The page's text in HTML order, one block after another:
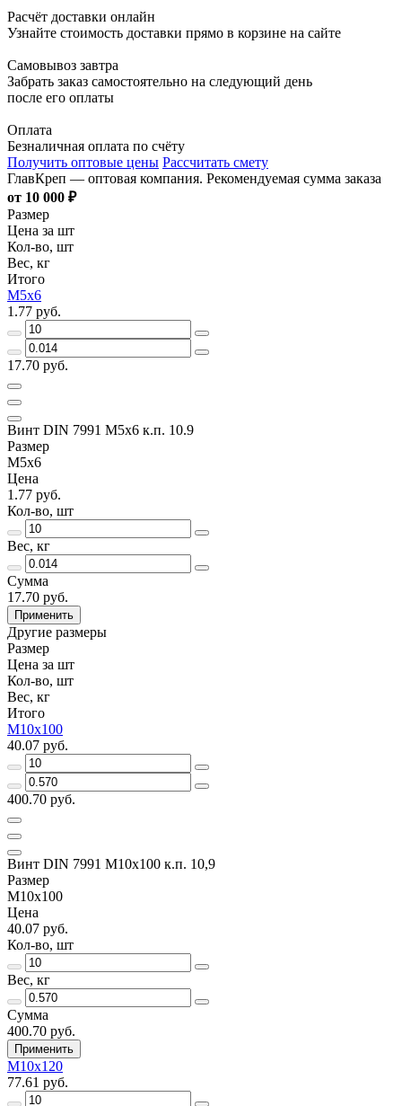
Расчёт доставки онлайн
Узнайте стоимость доставки прямо в корзине на сайте
Самовывоз завтра
Забрать заказ самостоятельно на следующий день
после его оплаты
Оплата
Безналичная оплата по счёту
Получить оптовые цены Рассчитать смету
ГлавКреп — оптовая компания. Рекомендуемая сумма заказа
от 10 000 ₽
Размер
Цена за шт
Кол-во, шт
Вес, кг
Итого
M5x6
1.77 руб.
17.70 руб.
Винт DIN 7991 M5x6 к.п. 10.9
Размер
M5x6
Цена
1.77 руб.
Кол-во, шт
Вес, кг
Сумма
17.70 руб.
Применить
Другие размеры
Размер
Цена за шт
Кол-во, шт
Вес, кг
Итого
M10x100
40.07 руб.
400.70 руб.
Винт DIN 7991 M10x100 к.п. 10,9
Размер
M10x100
Цена
40.07 руб.
Кол-во, шт
Вес, кг
Сумма
400.70 руб.
Применить
M10x120
77.61 руб.